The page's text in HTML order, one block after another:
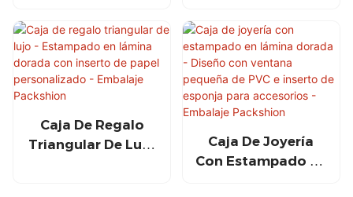
Premium Para
Collares Y Anillos -
Packshion
Packaging
Lujo Con Logotipo
Dorado Para
Marcas Premium -
Packshion
Packaging
Caja De Regalo
Triangular De Lujo
Caja De Joyería
Con Estampado En